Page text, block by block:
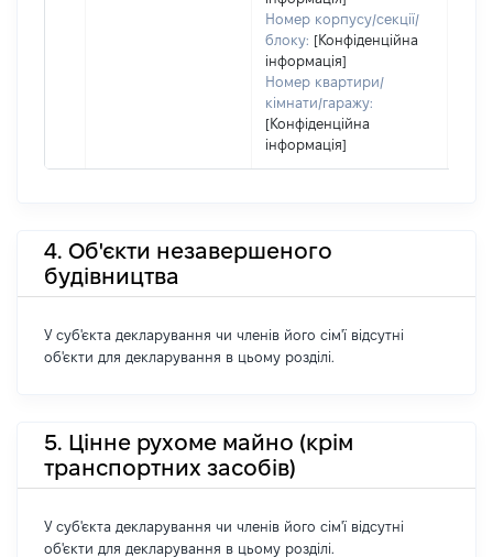
Номер корпусу/секції/
блоку: [Конфіденційна
інформація]
Номер квартири/
кімнати/гаражу:
[Конфіденційна
інформація]
4. Об'єкти незавершеного
будівництва
У суб'єкта декларування чи членів його сім'ї відсутні
об'єкти для декларування в цьому розділі.
5. Цінне рухоме майно (крім
транспортних засобів)
У суб'єкта декларування чи членів його сім'ї відсутні
об'єкти для декларування в цьому розділі.